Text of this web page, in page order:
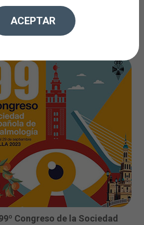
o bolsas Glaucoma
Congreso de la Sociedad
ACEPTAR